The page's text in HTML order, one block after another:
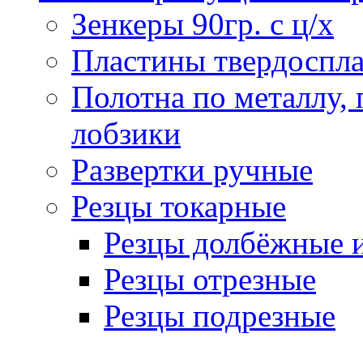
Зенкеры 90гр. с ц/х
Пластины
Полотна по
лобзики
Развертки ручные
Резцы токарные
Резцы долбёжные
Резцы отрезные
Резцы подрезные